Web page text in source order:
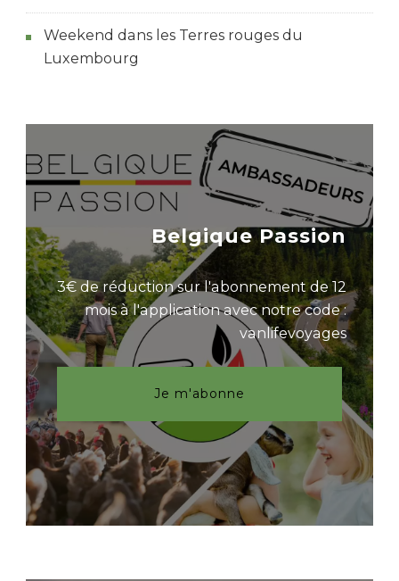
Weekend dans les Terres rouges du
Luxembourg
Belgique Passion
3€ de réduction sur l'abonnement de 12
mois à l'application avec notre code :
vanlifevoyages
Je m'abonne